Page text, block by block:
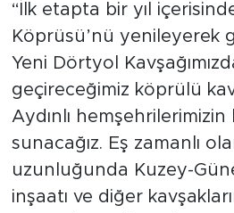
“İlk etapta bir yıl
Köprüsü’nü yenileyerek
Yeni Dörtyol
geçireceğimiz köprülü
Aydınlı
sunacağız. Eş zamanlı
uzunluğunda Kuzey-
inşaatı ve diğer